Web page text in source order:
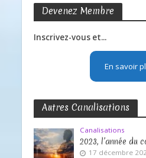
Devenez Membre
Inscrivez-vous et...
En savoir
Autres Canalisations
Canalisations
2023, l’année du
17 décembre